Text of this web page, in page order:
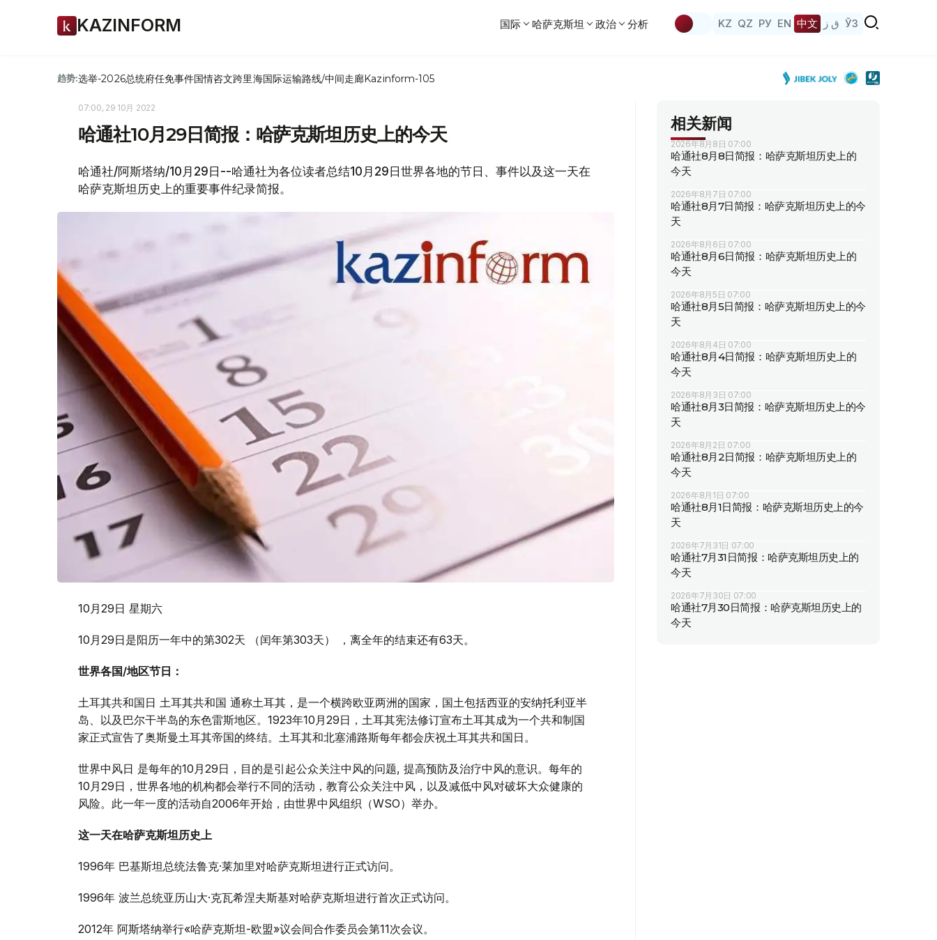
KAZINFORM 国际 哈萨克斯坦 政治 分析 KZ QZ РУ EN 中文 ق ز ЎЗ
趋势:选举-2026总统府任免事件国情咨文跨里海国际运输路线/中间走廊Kazinform-105
07:00, 29 10月 2022
哈通社10月29日简报：哈萨克斯坦历史上的今天
哈通社/阿斯塔纳/10月29日--哈通社为各位读者总结10月29日世界各地的节日、事件以及这一天在
哈萨克斯坦历史上的重要事件纪录简报。
10月29日 星期六
10月29日是阳历一年中的第302天 （闰年第303天） ，离全年的结束还有63天。
世界各国/地区节日：
土耳其共和国日 土耳其共和国 通称土耳其，是一个横跨欧亚两洲的国家，国土包括西亚的安纳托利亚半
岛、以及巴尔干半岛的东色雷斯地区。1923年10月29日，土耳其宪法修订宣布土耳其成为一个共和制国
家正式宣告了奥斯曼土耳其帝国的终结。土耳其和北塞浦路斯每年都会庆祝土耳其共和国日。
世界中风日 是每年的10月29日，目的是引起公众关注中风的问题, 提高预防及治疗中风的意识。每年的
10月29日，世界各地的机构都会举行不同的活动，教育公众关注中风，以及减低中风对破坏大众健康的
风险。此一年一度的活动自2006年开始，由世界中风组织（WSO）举办。
这一天在哈萨克斯坦历史上
1996年 巴基斯坦总统法鲁克·莱加里对哈萨克斯坦进行正式访问。
1996年 波兰总统亚历山大·克瓦希涅夫斯基对哈萨克斯坦进行首次正式访问。
2012年 阿斯塔纳举行«哈萨克斯坦-欧盟»议会间合作委员会第11次会议。
相关新闻
2026年8月8日 07:00
哈通社8月8日简报：哈萨克斯坦历史上的
今天
2026年8月7日 07:00
哈通社8月7日简报：哈萨克斯坦历史上的今
天
2026年8月6日 07:00
哈通社8月6日简报：哈萨克斯坦历史上的
今天
2026年8月5日 07:00
哈通社8月5日简报：哈萨克斯坦历史上的今
天
2026年8月4日 07:00
哈通社8月4日简报：哈萨克斯坦历史上的
今天
2026年8月3日 07:00
哈通社8月3日简报：哈萨克斯坦历史上的今
天
2026年8月2日 07:00
哈通社8月2日简报：哈萨克斯坦历史上的
今天
2026年8月1日 07:00
哈通社8月1日简报：哈萨克斯坦历史上的今
天
2026年7月31日 07:00
哈通社7月31日简报：哈萨克斯坦历史上的
今天
2026年7月30日 07:00
哈通社7月30日简报：哈萨克斯坦历史上的
今天